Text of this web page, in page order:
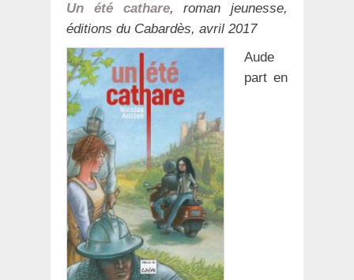
Un été cathare, roman jeunesse,
éditions du Cabardès, avril 2017
Aude
part en